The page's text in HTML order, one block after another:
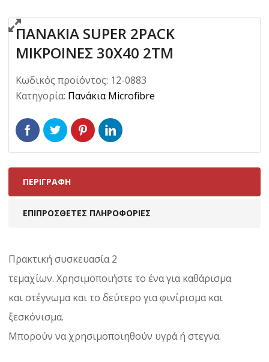
ΠΑΝΑΚΙΑ SUPER 2PACK
ΜΙΚΡΟΙΝΕΣ 30X40 2ΤΜ
Κωδικός προϊόντος: 12-0883
Κατηγορία: Πανάκια Microfibre
ΠΕΡΙΓΡΑΦΉ
ΕΠΙΠΡΌΣΘΕΤΕΣ ΠΛΗΡΟΦΟΡΊΕΣ
Πρακτική συσκευασία 2
τεμαχίων. Χρησιμοποιήστε το ένα για καθάρισμα
και στέγνωμα και το δεύτερο για φινίρισμα και
ξεσκόνισμα.
Μπορούν να χρησιμοποιηθούν υγρά ή στεγνα.